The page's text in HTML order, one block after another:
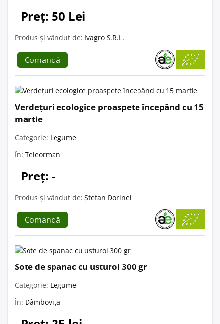
Preț: 50 Lei
Produs și vândut de: Ivagro S.R.L.
Comandă
Verdețuri ecologice proaspete începând cu 15
martie
Categorie: Legume
În: Teleorman
Preț: -
Produs și vândut de: Ștefan Dorinel
Comandă
Sote de spanac cu usturoi 300 gr
Categorie: Legume
În: Dâmbovița